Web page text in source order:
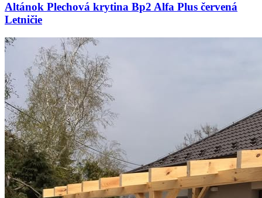
Altánok Plechová krytina Bp2 Alfa Plus červená
Letničie